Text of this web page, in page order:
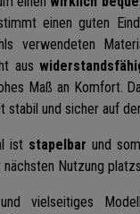
einen guten
verwendeten
aus
Maß an Komfort.
stabil und sicher auf
ist stapelbar und
nächsten Nutzung
vielseitiges